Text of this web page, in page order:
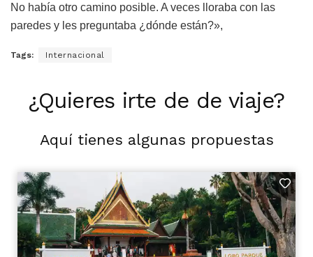
No había otro camino posible. A veces lloraba con las
paredes y les preguntaba ¿dónde están?»,
Tags: Internacional
¿Quieres irte de de viaje?
Aquí tienes algunas propuestas